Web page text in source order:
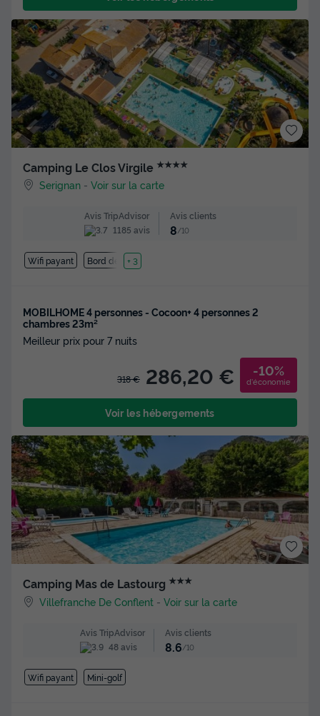
Camping Le Clos Virgile ★★★★
Serignan -Voir sur la carte
Avis TripAdvisor
1185 avis
Avis clients
8/10
Wifi payant Bord de mer
+ 3
MOBILHOME 4 personnes - Cocoon+ 4 personnes 2
chambres 23m²
Meilleur prix pour 7 nuits
318 € 286,20 € -10%
d'économie
Voir les hébergements
Camping Mas de Lastourg ★★★
Villefranche De Conflent -Voir sur la carte
Avis TripAdvisor
48 avis
Avis clients
8.6/10
Wifi payant Mini-golf